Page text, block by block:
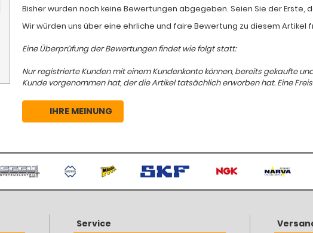
Bisher wurden noch keine Bewertungen abgegeben. Seien Sie der Erste,
Wir würden uns über eine ehrliche und faire Bewertung zu diesem
Eine Überprüfung der Bewertungen findet wie folgt statt:
Nur registrierte Kunden mit einem Kundenkonto können, bereits gekaufte
Kunde vorgenommen hat, der die Artikel tatsächlich erworben hat. Eine
IHRE MEINUNG
Service